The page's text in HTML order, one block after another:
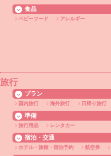
食品
ベビーフード アレルギー
旅行
プラン
国内旅行 海外旅行 日帰り旅行
準備
旅行用品 レンタカー
宿泊・交通
ホテル・旅館・宿泊予約 航空券